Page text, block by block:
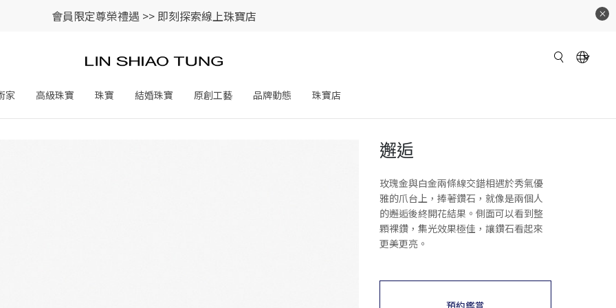
會員限定尊榮禮遇 >> 即刻探索線上珠寶店
家 高級珠寶 珠寶 結婚珠寶 原創工藝 品牌動態 珠寶店
邂逅
玫瑰金與白金兩條線交錯相遇於秀氣優
雅的爪台上，捧著鑽石，就像是兩個人
的邂逅後終開花結果。側面可以看到整
顆裸鑽，集光效果極佳，讓鑽石看起來
更美更亮。
預約鑑賞